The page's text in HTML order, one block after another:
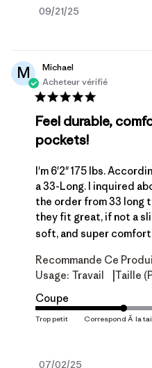
Date
09/21/25
M
Michael
Acheteur vérifié
Feel durable,
pockets!
I'm 6'2" 175 lbs.
a 33-Long. I inquired
the order from 33 long
they fit great, if not a
soft, and super
Recommande Ce
Usage: Travail Taille
Coupe
07/02/25